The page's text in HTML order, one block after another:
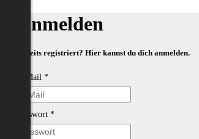
Anmelden
Bereits registriert? Hier kannst du dich anmelden.
E-Mail *
Passwort *